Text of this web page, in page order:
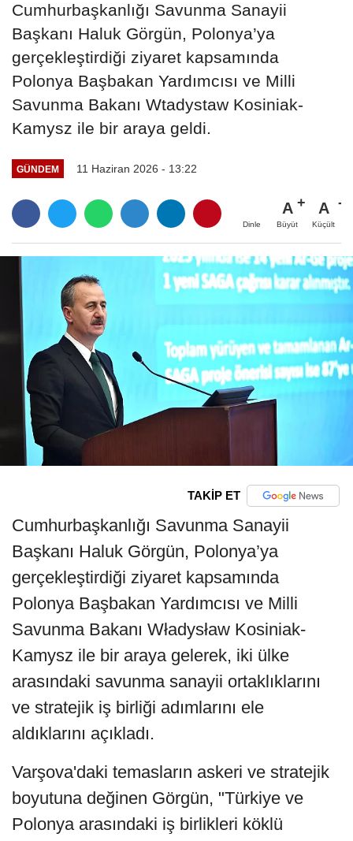
Cumhurbaşkanlığı Savunma Sanayii
Başkanı Haluk Görgün, Polonya’ya
gerçekleştirdiği ziyaret kapsamında
Polonya Başbakan Yardımcısı ve Milli
Savunma Bakanı Wtadystaw Kosiniak-
Kamysz ile bir araya geldi.
GÜNDEM 11 Haziran 2026 - 13:22
Dinle
A
Büyüt
A
Küçült
TAKİP ET
Cumhurbaşkanlığı Savunma Sanayii
Başkanı Haluk Görgün, Polonya’ya
gerçekleştirdiği ziyaret kapsamında
Polonya Başbakan Yardımcısı ve Milli
Savunma Bakanı Władysław Kosiniak-
Kamysz ile bir araya gelerek, iki ülke
arasındaki savunma sanayii ortaklıklarını
ve stratejik iş birliği adımlarını ele
aldıklarını açıkladı.
Varşova'daki temasların askeri ve stratejik
boyutuna değinen Görgün, "Türkiye ve
Polonya arasındaki iş birlikleri köklü